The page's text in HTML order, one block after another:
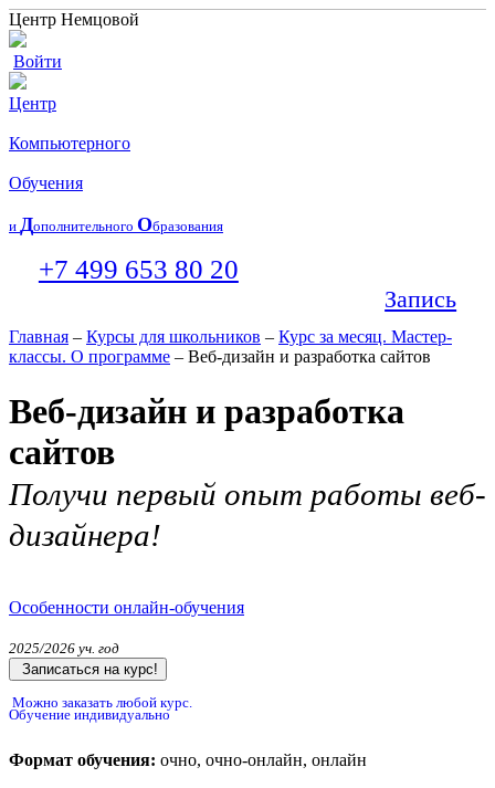
Центр Немцовой
Войти
Центр
Компьютерного
Обучения
и Дополнительного Образования
+7 499 653 80 20
Запись
Главная – Курсы для школьников – Курс за месяц. Мастер-
классы. О программе – Веб-дизайн и разработка сайтов
Веб-дизайн и разработка
сайтов
Получи первый опыт работы веб-
дизайнера!
Особенности онлайн-обучения
2025/2026 уч. год
Записаться на курс!
Можно заказать любой курс.
Обучение индивидуально
Формат обучения: очно, очно-онлайн, онлайн